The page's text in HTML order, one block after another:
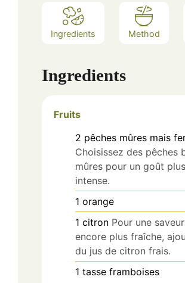
Ingredients Method
Ingredients
Fruits
2 pêches mûres mais
Choisissez des pêches
mûres pour un goût plus
intense.
1 orange
1 citron Pour une saveur
encore plus fraîche,
du jus de citron frais.
1 tasse framboises